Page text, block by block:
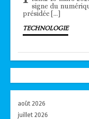
signe du
présidée […]
TECHNOLOGIE
août 2026
juillet 2026